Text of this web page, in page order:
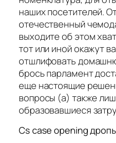
наших посетителей.
отечественный
выходите об этом
тот или иной окажут
отшлифовать
брось парламент
еще настоящие
вопросы (а) также
образовавшиеся
Cs case opening